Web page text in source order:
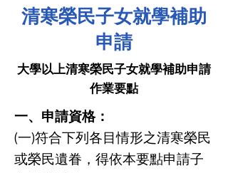
清寒榮民子女就學補助
申請
大學以上清寒榮民子女就學補助申請
作業要點
一、申請資格：
(一)符合下列各目情形之清寒榮民
或榮民遺眷，得依本要點申請子